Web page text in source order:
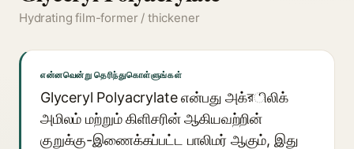
Hydrating film-former / thickener
என்னவென்று தெரிந்துகொள்ளுங்கள்
Glyceryl Polyacrylate என்பது அக்রிலிக்
அமிலம் மற்றும் கிளிசரின் ஆகியவற்றின்
குறுக்கு-இணைக்கப்பட்ட பாலிமர் ஆகும், இது